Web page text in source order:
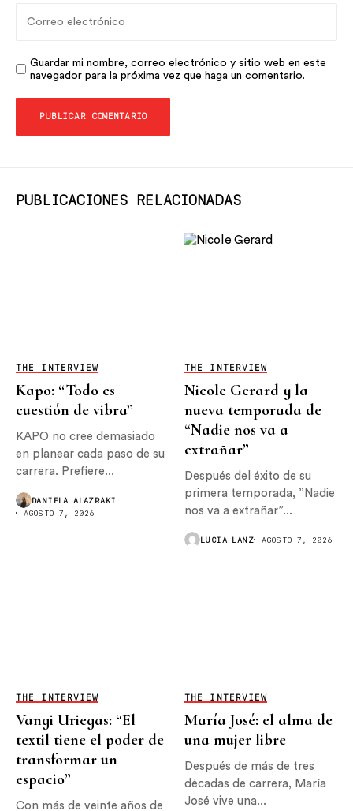
Guardar mi nombre, correo electrónico y sitio web en este
navegador para la próxima vez que haga un comentario.
PUBLICACIONES RELACIONADAS
THE INTERVIEW
Kapo: “Todo es
cuestión de vibra”
KAPO no cree demasiado
en planear cada paso de su
carrera. Prefiere...
DANIELA ALAZRAKI
AGOSTO 7, 2026
THE INTERVIEW
Nicole Gerard y la
nueva temporada de
“Nadie nos va a
extrañar”
Después del éxito de su
primera temporada, ”Nadie
nos va a extrañar”...
LUCIA LANZ AGOSTO 7, 2026
THE INTERVIEW
Vangi Uriegas: “El
textil tiene el poder de
transformar un
espacio”
Con más de veinte años de
THE INTERVIEW
María José: el alma de
una mujer libre
Después de más de tres
décadas de carrera, María
José vive una...